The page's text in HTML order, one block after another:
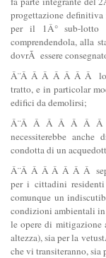
progettazione definitiva
per il 1Â° sub-lotto
comprendendola, alla
dovrÃ essere
Â¨Â Â Â Â Â Â Â lo
tratto, e in particolar
edifici da demolirsi;
Â¨Â Â Â Â Â Â Â il
necessiterebbe
condotta di un
Â¨Â Â Â Â Â Â Â
per i cittadini
comunque un
condizioni ambientali in
le opere di mitigazione
altezza), sia per la
che vi transiteranno,